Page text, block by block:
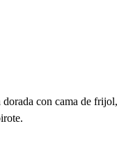
con cama de frijol,